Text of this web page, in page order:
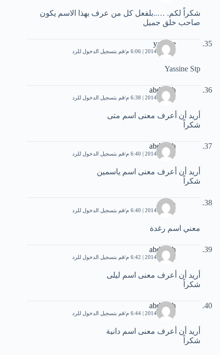
شكراً لكم. …..بلفعل كل من عرف بهذا اﻻسم يكون
صاحب خلق جميل
yassine
2 أبريل، 2014 | 6:06 م قم بتسجيل الدخول للرد
Yassine Stp
abdullah
2 أبريل، 2014 | 6:38 م قم بتسجيل الدخول للرد
أريد أن أعرف معنى اسم متى
شكراً
abdullah
2 أبريل، 2014 | 6:40 م قم بتسجيل الدخول للرد
أريد أن أعرف معنى اسم ياسمين
شكراً
روكا
2 أبريل، 2014 | 6:40 م قم بتسجيل الدخول للرد
معني اسم رغدة
abdullah
2 أبريل، 2014 | 6:42 م قم بتسجيل الدخول للرد
أريد أن أعرف معنى اسم ليلى
شكراً
abdullah
2 أبريل، 2014 | 6:44 م قم بتسجيل الدخول للرد
أريد أن أعرف معنى اسم دانية
شكراً